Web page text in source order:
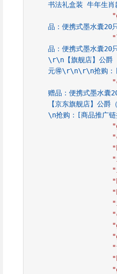
书法礼盒装 牛年生
品：便携式墨水囊20
品：便携式墨水囊
\r\n【旗舰店】公爵
元🉐\r\n\r\n抢购：
赠品：便携式墨水
【京东旗舰店】公
\n抢购：[商品推广